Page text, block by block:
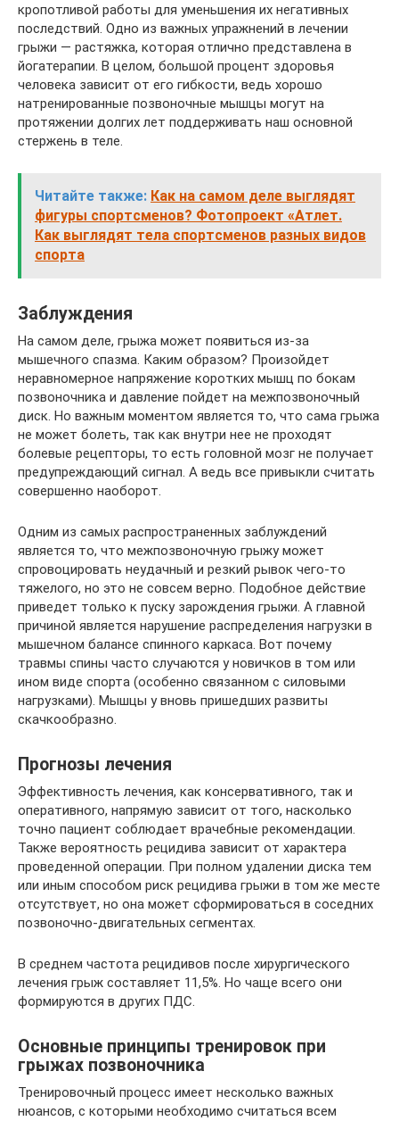
кропотливой работы для уменьшения их негативных
последствий. Одно из важных упражнений в лечении
грыжи — растяжка, которая отлично представлена в
йогатерапии. В целом, большой процент здоровья
человека зависит от его гибкости, ведь хорошо
натренированные позвоночные мышцы могут на
протяжении долгих лет поддерживать наш основной
стержень в теле.
Читайте также: Как на самом деле выглядят
фигуры спортсменов? Фотопроект «Атлет.
Как выглядят тела спортсменов разных видов
спорта
Заблуждения
На самом деле, грыжа может появиться из-за
мышечного спазма. Каким образом? Произойдет
неравномерное напряжение коротких мышц по бокам
позвоночника и давление пойдет на межпозвоночный
диск. Но важным моментом является то, что сама грыжа
не может болеть, так как внутри нее не проходят
болевые рецепторы, то есть головной мозг не получает
предупреждающий сигнал. А ведь все привыкли считать
совершенно наоборот.
Одним из самых распространенных заблуждений
является то, что межпозвоночную грыжу может
спровоцировать неудачный и резкий рывок чего-то
тяжелого, но это не совсем верно. Подобное действие
приведет только к пуску зарождения грыжи. А главной
причиной является нарушение распределения нагрузки в
мышечном балансе спинного каркаса. Вот почему
травмы спины часто случаются у новичков в том или
ином виде спорта (особенно связанном с силовыми
нагрузками). Мышцы у вновь пришедших развиты
скачкообразно.
Прогнозы лечения
Эффективность лечения, как консервативного, так и
оперативного, напрямую зависит от того, насколько
точно пациент соблюдает врачебные рекомендации.
Также вероятность рецидива зависит от характера
проведенной операции. При полном удалении диска тем
или иным способом риск рецидива грыжи в том же месте
отсутствует, но она может сформироваться в соседних
позвоночно-двигательных сегментах.
В среднем частота рецидивов после хирургического
лечения грыж составляет 11,5%. Но чаще всего они
формируются в других ПДС.
Основные принципы тренировок при
грыжах позвоночника
Тренировочный процесс имеет несколько важных
нюансов, с которыми необходимо считаться всем